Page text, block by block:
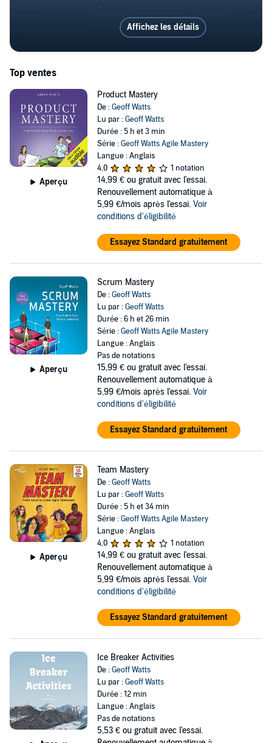
Affichez les détails
Top ventes
Aperçu
Product Mastery
De :Geoff Watts
Lu par :Geoff Watts
Durée : 5 h et 3 min
Série :Geoff Watts Agile Mastery
Langue : Anglais
4,0
1 notation
14,99 € ou gratuit avec l'essai.
Renouvellement automatique à
5,99 €/mois après l'essai. Voir
conditions d'éligibilité
Essayez Standard gratuitement
Aperçu
Scrum Mastery
De :Geoff Watts
Lu par :Geoff Watts
Durée : 6 h et 26 min
Série :Geoff Watts Agile Mastery
Langue : Anglais
Pas de notations
15,99 € ou gratuit avec l'essai.
Renouvellement automatique à
5,99 €/mois après l'essai. Voir
conditions d'éligibilité
Essayez Standard gratuitement
Aperçu
Team Mastery
De :Geoff Watts
Lu par :Geoff Watts
Durée : 5 h et 34 min
Série :Geoff Watts Agile Mastery
Langue : Anglais
4,0
1 notation
14,99 € ou gratuit avec l'essai.
Renouvellement automatique à
5,99 €/mois après l'essai. Voir
conditions d'éligibilité
Essayez Standard gratuitement
Ice Breaker Activities
De :Geoff Watts
Lu par :Geoff Watts
Durée : 12 min
Langue : Anglais
Pas de notations
5,53 € ou gratuit avec l'essai.